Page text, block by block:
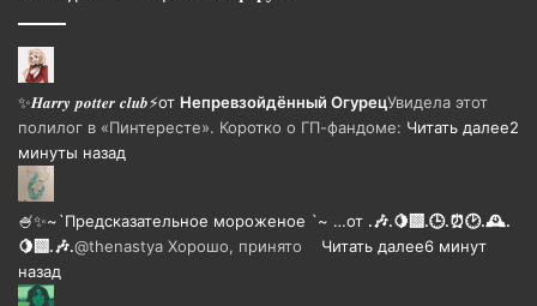
✨𝑯𝒂𝒓𝒓𝒚 𝒑𝒐𝒕𝒕𝒆𝒓 𝒄𝒍𝒖𝒃⚡от Непревзойдëнный ОгурецУвидела этот
полилог в «Пинтересте». Коротко о ГП-фандоме: Читать далее2
минуты назад
🍧✨~`Предсказательное мороженое `~ …от .🎶.🍋‍🟩.🕒.⏰🕑.🕰️.
🍋‍🟩.🎶.@thenastya Хорошо, принято Читать далее6 минут
назад